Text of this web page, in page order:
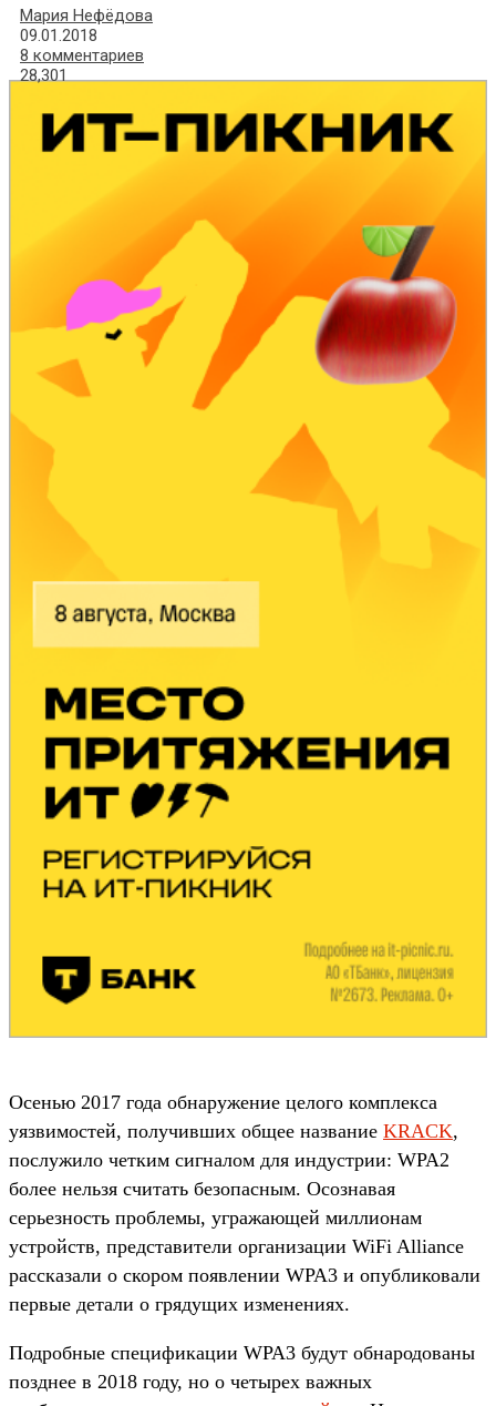
Мария Нефёдова
09.01.2018
8 комментариев
28,301
Осенью 2017 года обнаружение целого комплекса
уязвимостей, получивших общее название KRACK,
послужило четким сигналом для индустрии: WPA2
более нельзя считать безопасным. Осознавая
серьезность проблемы, угражающей миллионам
устройств, представители организации WiFi Alliance
рассказали о скором появлении WPA3 и опубликовали
первые детали о грядущих изменениях.
Подробные спецификации WPA3 будут обнародованы
позднее в 2018 году, но о четырех важных